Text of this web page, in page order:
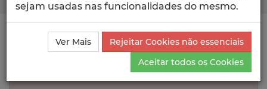
Informação inválida
Não foi encontrada informação sobre esse
sejam usadas nas funcionalidades do mesmo.
Ver Mais
Rejeitar Cookies não essenciais
Aceitar todos os Cookies